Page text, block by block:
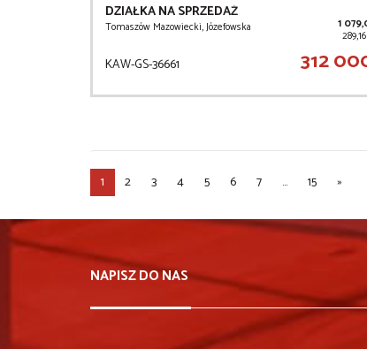
DZIAŁKA NA SPRZEDAŻ
Tomaszów Mazowiecki, Józefowska 1
KAW-GS-36661 312
1 2 3 4 5 6 7 ... 15 »
NAPISZ DO NAS